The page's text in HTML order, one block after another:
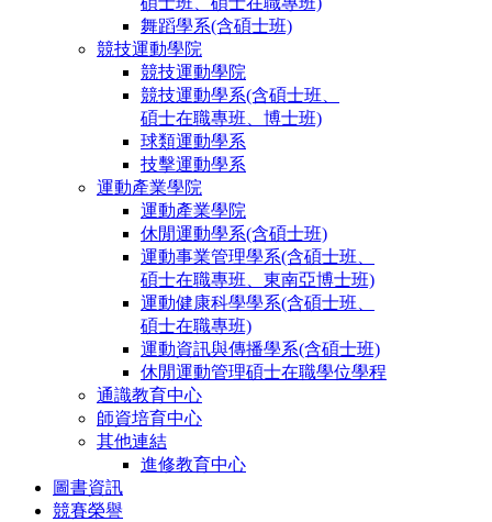
舞蹈學系(含碩士班)
競技運動學院
競技運動學院
競技運動學系(含碩士班、
碩士在職專班、博士班)
球類運動學系
技擊運動學系
運動產業學院
運動產業學院
休閒運動學系(含碩士班)
運動事業管理學系(含碩士班、
碩士在職專班、東南亞博士班)
運動健康科學學系(含碩士班、
碩士在職專班)
運動資訊與傳播學系(含碩士班)
休閒運動管理碩士在職學位學程
通識教育中心
師資培育中心
其他連結
進修教育中心
圖書資訊
競賽榮譽